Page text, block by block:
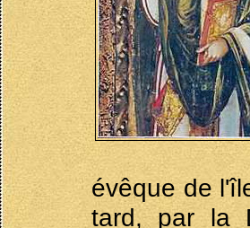
évêque de
tard, par la